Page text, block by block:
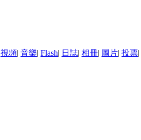
視頻| 音樂| Flash| 日誌| 相冊| 圖片| 投票|